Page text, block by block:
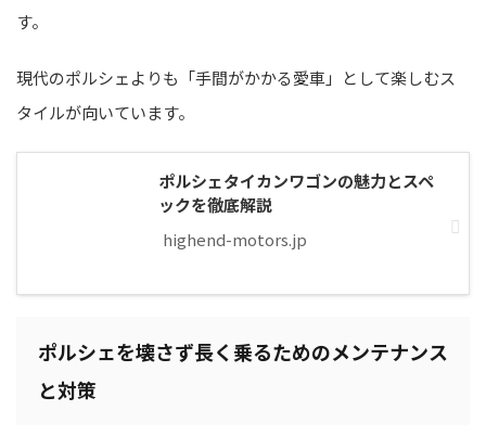
す。
現代のポルシェよりも「手間がかかる愛車」として楽しむス
タイルが向いています。
ポルシェタイカンワゴンの魅力とスペ
ックを徹底解説
highend-motors.jp
ポルシェを壊さず長く乗るためのメンテナンス
と対策